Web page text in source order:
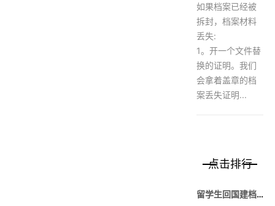
如果档案已经被
拆封，档案材料
丢失:
1。开一个文件替
换的证明。我们
会拿着盖章的档
案丢失证明...
点击排行
留学生回国建档考公考研有多简单